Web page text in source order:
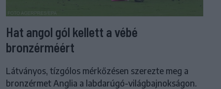
Hat angol gól kellett a vébé
bronzérméért
Látványos, tízgólos mérkőzésen szerezte meg a
bronzérmet Anglia a labdarúgó-világbajnokságon.